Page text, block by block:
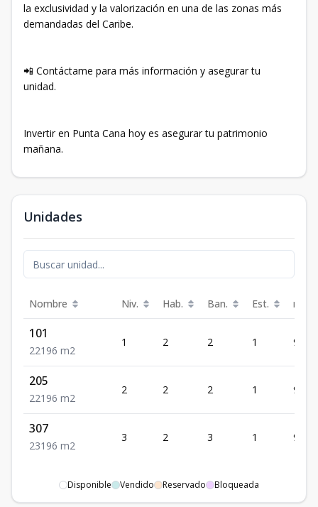
la exclusividad y la valorización en una de las zonas más
demandadas del Caribe.
📲 Contáctame para más información y asegurar tu
unidad.
Invertir en Punta Cana hoy es asegurar tu patrimonio
mañana.
Unidades
Nombre Niv. Hab. Ban. Est. m²
101
221 96 m2
1 2 2 1 96
205
221 96 m2
2 2 2 1 96
307
231 96 m2
3 2 3 1 96
Disponible Vendido Reservado Bloqueada